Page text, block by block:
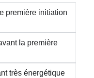
première initiation
la première
très énergétique